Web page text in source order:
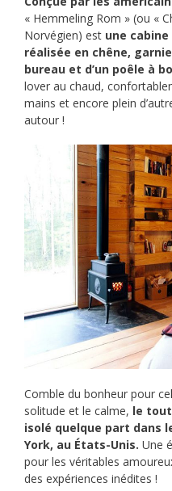
« Hemmeling Rom » (ou «
Norvégien) est une
réalisée en chêne,
bureau et d’un poêle à
lover au chaud,
mains et encore plein
autour !
Comble du bonheur pour
solitude et le calme, le
isolé quelque part dans
York, au États-Unis. Une
pour les véritables
des expériences inédites !